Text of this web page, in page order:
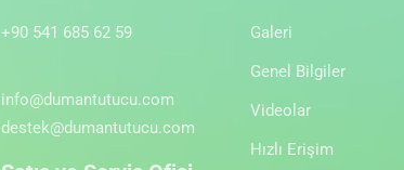
+90 541 685 62 59
info@dumantutucu.com
destek@dumantutucu.com
Galeri
Genel Bilgiler
Videolar
Hızlı Erişim